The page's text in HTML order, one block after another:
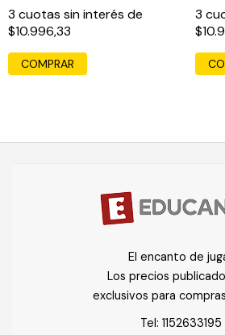
3 cuotas sin interés de
$10.996,33
COMPRAR
3
El encanto de
Los precios
exclusivos para
Tel: 1152633195